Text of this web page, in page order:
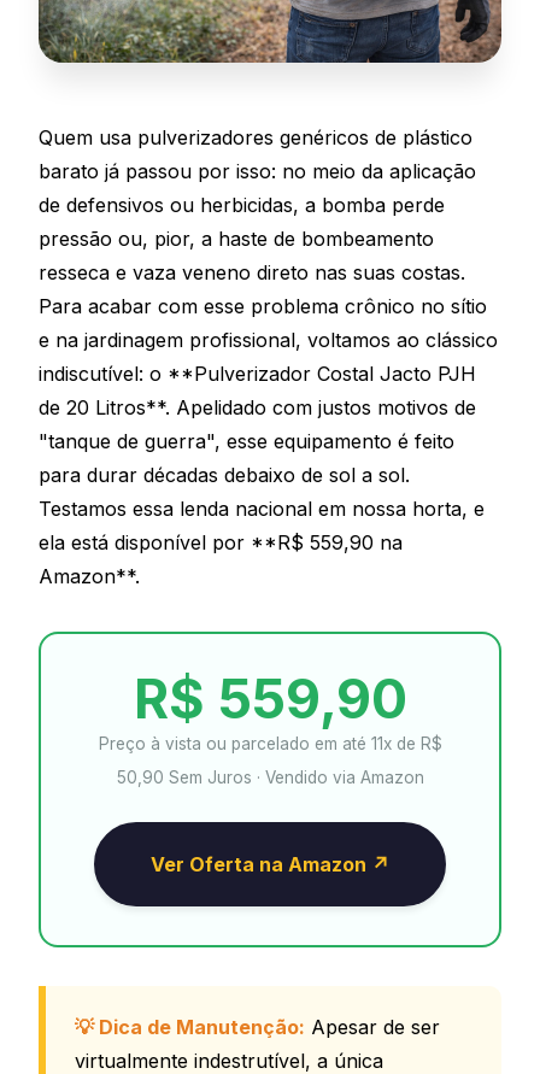
Quem usa pulverizadores genéricos de plástico
barato já passou por isso: no meio da aplicação
de defensivos ou herbicidas, a bomba perde
pressão ou, pior, a haste de bombeamento
resseca e vaza veneno direto nas suas costas.
Para acabar com esse problema crônico no sítio
e na jardinagem profissional, voltamos ao clássico
indiscutível: o **Pulverizador Costal Jacto PJH
de 20 Litros**. Apelidado com justos motivos de
"tanque de guerra", esse equipamento é feito
para durar décadas debaixo de sol a sol.
Testamos essa lenda nacional em nossa horta, e
ela está disponível por **R$ 559,90 na
Amazon**.
R$ 559,90
Preço à vista ou parcelado em até 11x de R$
50,90 Sem Juros · Vendido via Amazon
Ver Oferta na Amazon ↗
💡 Dica de Manutenção: Apesar de ser
virtualmente indestrutível, a única